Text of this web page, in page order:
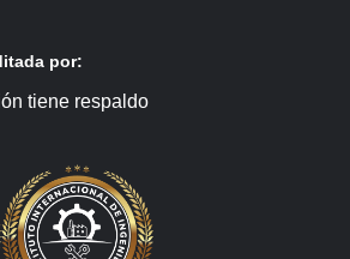
por:
tiene respaldo